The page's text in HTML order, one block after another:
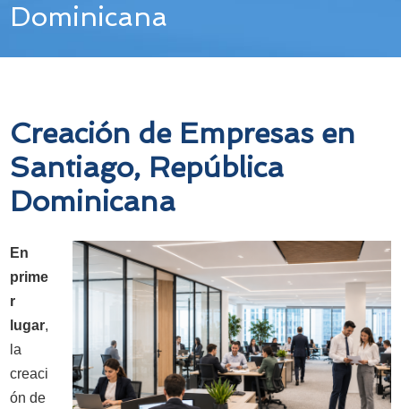
Dominicana
Creación de Empresas en
Santiago, República
Dominicana
En
prime
r
lugar,
la
creaci
ón de